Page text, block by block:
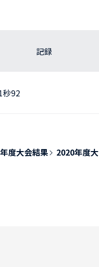
記録
秒92
度大会結果
2020年度